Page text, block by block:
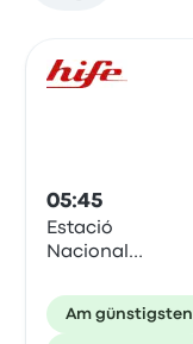
05:45
Estació
Nacional
Am günstigsten